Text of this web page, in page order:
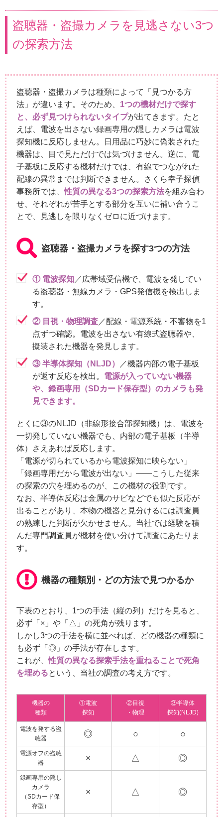
盗聴器・盗撮カメラを見逃さない3つ
の探索方法
盗聴器・盗撮カメラは種類によって「見つかる方
法」が違います。そのため、 1つの機材だけで探す
と、必ず見つけられないタイプが出てきます。たと
えば、電波を出さない録画専用の隠しカメラは電波
探知機に反応しません。日用品に巧妙に偽装された
機器は、目で見ただけでは気づけません。逆に、電
子基板に反応する機材だけでは、有線でつながれた
配線の異常までは判断できません。さくら幸子探偵
事務所では、性質の異なる3つの探索方法を組み合わ
せ、それぞれが苦手とする部分を互いに補い合うこ
とで、見逃しを限りなくゼロに近づけます。
盗聴器・盗撮カメラを探す3つの方法
① 電波探知 ／広帯域受信機で、電波を発してい
る盗聴器・無線カメラ・GPS発信機を検出しま
す。
② 目視・物理調査 ／配線・電源系統・不審物を1
点ずつ確認。電波を出さない有線式盗聴器や、
擬装された機器を発見します。
③ 半導体探知（NLJD）
／機器内部の電子基板
が返す反応を検出。 電源が入っていない機器
や、録画専用（SDカード保存型）のカメラも発
見できます。
とくに③のNLJD（非線形接合部探知機）は、電波を
一切発していない機器でも、内部の電子基板（半導
体）さえあれば反応します。
「電源が切られているから電波探知に映らない」
「録画専用だから電波が出ない」——こうした従来
の探索の穴を埋めるのが、この機材の役割です。
なお、半導体反応は金属のサビなどでも似た反応が
出ることがあり、本物の機器と見分けるには調査員
の熟練した判断が欠かせません。当社では経験を積
んだ専門調査員が機材を使い分けて調査にあたりま
す。
機器の種類別・どの方法で見つかるか
下表のとおり、1つの手法（縦の列）だけを見ると、
必ず「×」や「△」の死角が残ります。
しかし3つの手法を横に並べれば、どの機器の種類に
も必ず「◎」の手法が存在します。
これが、性質の異なる探索手法を重ねることで死角
を埋めるという、当社の調査の考え方です。
機器の
種類
①電波
探知
②目視
・物理
③半導体
探知(NLJD)
電波を発する盗
聴器
◎ ○ ○
電源オフの盗聴
器
× △ ◎
録画専用の隠し
カメラ
（SDカード保
存型）
× △ ◎